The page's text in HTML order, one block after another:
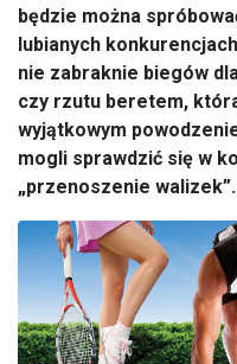
będzie można
lubianych
nie zabraknie biegów
czy rzutu beretem,
wyjątkowym
mogli sprawdzić się w
„przenoszenie walizek”.